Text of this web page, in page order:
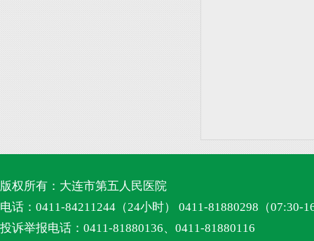
版权所有：大连市第五人民医院
电话：0411-84211244（24小时） 0411-81880298（07:30-
投诉举报电话：0411-81880136、0411-81880116